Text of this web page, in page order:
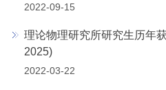
2022-09-15
理论物理研究所研究生历年
2025)
2022-03-22